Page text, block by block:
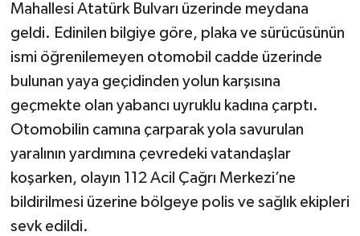
Mahallesi Atatürk Bulvarı üzerinde meydana
geldi. Edinilen bilgiye göre, plaka ve sürücüsünün
ismi öğrenilemeyen otomobil cadde üzerinde
bulunan yaya geçidinden yolun karşısına
geçmekte olan yabancı uyruklu kadına çarptı.
Otomobilin camına çarparak yola savurulan
yaralının yardımına çevredeki vatandaşlar
koşarken, olayın 112 Acil Çağrı Merkezi’ne
bildirilmesi üzerine bölgeye polis ve sağlık ekipleri
sevk edildi.
KÜLTÜR SANAT